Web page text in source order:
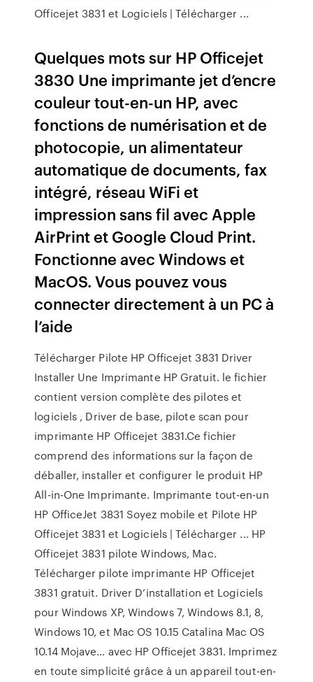
Officejet 3831 et Logiciels | Télécharger ...
Quelques mots sur HP Officejet
3830 Une imprimante jet d’encre
couleur tout-en-un HP, avec
fonctions de numérisation et de
photocopie, un alimentateur
automatique de documents, fax
intégré, réseau WiFi et
impression sans fil avec Apple
AirPrint et Google Cloud Print.
Fonctionne avec Windows et
MacOS. Vous pouvez vous
connecter directement à un PC à
l’aide
Télécharger Pilote HP Officejet 3831 Driver
Installer Une Imprimante HP Gratuit. le fichier
contient version complète des pilotes et
logiciels , Driver de base, pilote scan pour
imprimante HP Officejet 3831.Ce fichier
comprend des informations sur la façon de
déballer, installer et configurer le produit HP
All-in-One Imprimante. Imprimante tout-en-un
HP OfficeJet 3831 Soyez mobile et Pilote HP
Officejet 3831 et Logiciels | Télécharger ... HP
Officejet 3831 pilote Windows, Mac.
Télécharger pilote imprimante HP Officejet
3831 gratuit. Driver D’installation et Logiciels
pour Windows XP, Windows 7, Windows 8.1, 8,
Windows 10, et Mac OS 10.15 Catalina Mac OS
10.14 Mojave… avec HP Officejet 3831. Imprimez
en toute simplicité grâce à un appareil tout-en-